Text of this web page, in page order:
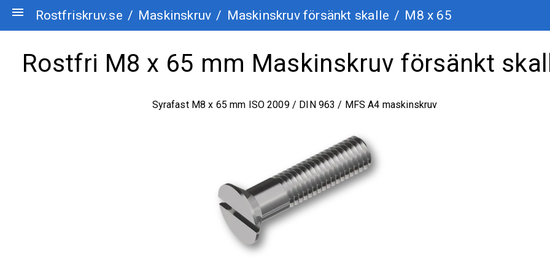
menu Rostfriskruv.se / Maskinskruv / Maskinskruv försänkt skalle / M8 x 65
Rostfri M8 x 65 mm Maskinskruv försänkt
Syrafast M8 x 65 mm ISO 2009 / DIN 963 / MFS A4 maskinskruv